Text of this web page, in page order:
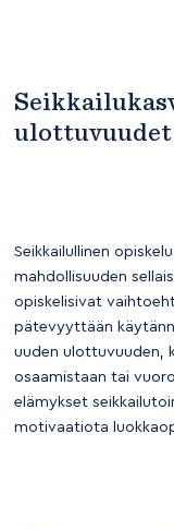
ulottuvuudet
Seikkailullinen
mahdollisuuden
opiskelisivat
pätevyyttään
uuden ulottuvuuden,
osaamistaan tai
elämykset
motivaatiota